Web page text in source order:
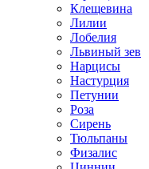
Клещевина
Лилии
Лобелия
Львиный зев
Нарцисы
Настурция
Петунии
Роза
Сирень
Тюльпаны
Физалис